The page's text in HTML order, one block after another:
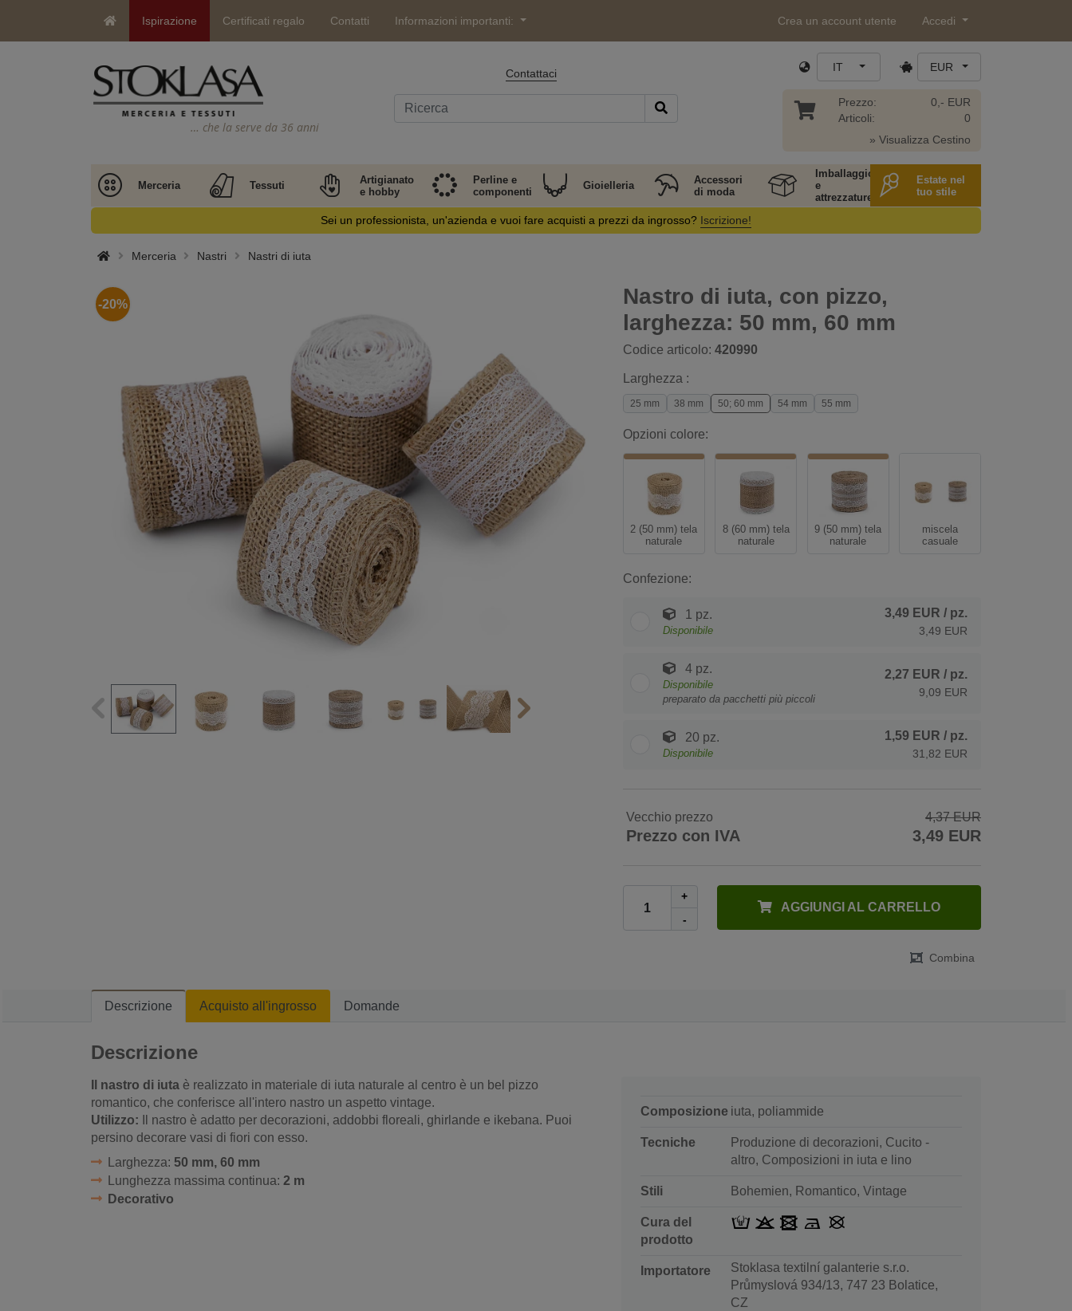
Ispirazione Certificati regalo Contatti Informazioni importanti: Crea un account utente Accedi
… che la serve da 36 anni
Contattaci IT EUR
Prezzo:
Articoli:
0,- EUR
0
» Visualizza Cestino
Merceria Tessuti
Artigianato
e hobby
Perline e
componenti
Gioielleria
Accessori
di moda
Imballaggio
e
attrezzature
Estate nel
tuo stile
Sei un professionista, un'azienda e vuoi fare acquisti a prezzi da ingrosso? Iscrizione!
Merceria Nastri Nastri di iuta
Nastro di iuta, con pizzo,
larghezza: 50 mm, 60 mm
Codice articolo: 420990
-20%
Larghezza :
25 mm 38 mm 50; 60 mm 54 mm 55 mm
Opzioni colore:
2 (50 mm) tela
naturale
8 (60 mm) tela
naturale
9 (50 mm) tela
naturale
miscela
casuale
Confezione:
1 pz.
Disponibile
3,49 EUR / pz.
3,49 EUR
4 pz.
Disponibile
preparato da pacchetti più piccoli
2,27 EUR / pz.
9,09 EUR
20 pz.
Disponibile
1,59 EUR / pz.
31,82 EUR
Vecchio prezzo 4,37 EUR
Prezzo con IVA 3,49 EUR
+
-
AGGIUNGI AL CARRELLO
Combina
Descrizione Acquisto all'ingrosso Domande
Descrizione
Il nastro di iuta è realizzato in materiale di iuta naturale al centro è un bel pizzo
romantico, che conferisce all'intero nastro un aspetto vintage.
Utilizzo: Il nastro è adatto per decorazioni, addobbi floreali, ghirlande e ikebana. Puoi
persino decorare vasi di fiori con esso.
Larghezza: 50 mm, 60 mm
Lunghezza massima continua: 2 m
Decorativo
Composizione iuta, poliammide
Tecniche
Produzione di decorazioni, Cucito -
altro, Composizioni in iuta e lino
Stili Bohemien, Romantico, Vintage
Cura del
prodotto
Importatore
Stoklasa textilní galanterie s.r.o.
Průmyslová 934/13, 747 23 Bolatice,
CZ